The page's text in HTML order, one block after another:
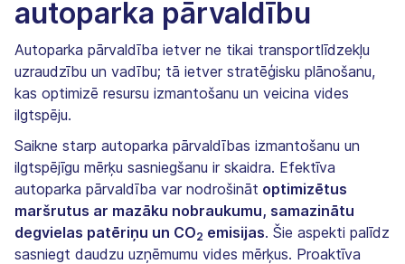
autoparka pārvaldību
Autoparka pārvaldība ietver ne tikai transportlīdzekļu
uzraudzību un vadību; tā ietver stratēģisku plānošanu,
kas optimizē resursu izmantošanu un veicina vides
ilgtspēju.
Saikne starp autoparka pārvaldības izmantošanu un
ilgtspējīgu mērķu sasniegšanu ir skaidra. Efektīva
autoparka pārvaldība var nodrošināt optimizētus
maršrutus ar mazāku nobraukumu, samazinātu
degvielas patēriņu un CO2 emisijas. Šie aspekti palīdz
sasniegt daudzu uzņēmumu vides mērķus. Proaktīva